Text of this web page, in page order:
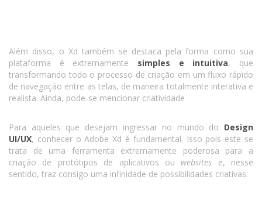
Além disso, o Xd também se destaca pela forma como sua
plataforma é extremamente simples e intuitiva, que
transformando todo o processo de criação em um fluxo rápido
de navegação entre as telas, de maneira totalmente interativa e
realista. Ainda, pode-se mencionar criatividade
Para aqueles que desejam ingressar no mundo do Design
UI/UX, conhecer o Adobe Xd é fundamental. Isso pois este se
trata de uma ferramenta extremamente poderosa para a
criação de protótipos de aplicativos ou websites e, nesse
sentido, traz consigo uma infinidade de possibilidades criativas.